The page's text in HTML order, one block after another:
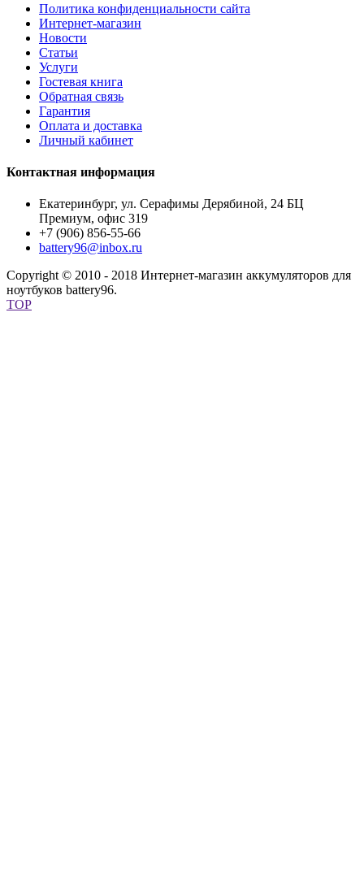
Политика конфиденциальности сайта
Интернет-магазин
Новости
Статьи
Услуги
Гостевая книга
Обратная связь
Гарантия
Оплата и доставка
Личный кабинет
Контактная информация
Екатеринбург, ул. Серафимы Дерябиной, 24 БЦ
Премиум, офис 319
+7 (906) 856-55-66
battery96@inbox.ru
Copyright © 2010 - 2018 Интернет-магазин аккумуляторов для
ноутбуков battery96.
TOP